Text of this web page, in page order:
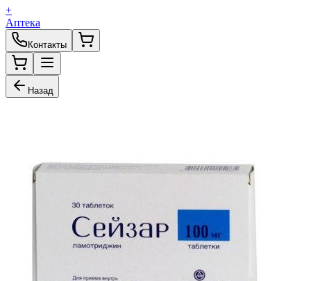
+
Аптека
Контакты
Назад